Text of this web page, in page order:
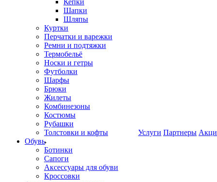
Кепки
Шапки
Шляпы
Куртки
Перчатки и варежки
Ремни и подтяжки
Термобельё
Носки и гетры
Футболки
Шарфы
Брюки
Жилеты
Комбинезоны
Костюмы
Рубашки
Толстовки и кофты
Обувь
Ботинки
Сапоги
Аксессуары для обуви
Кроссовки
Услуги Партнеры